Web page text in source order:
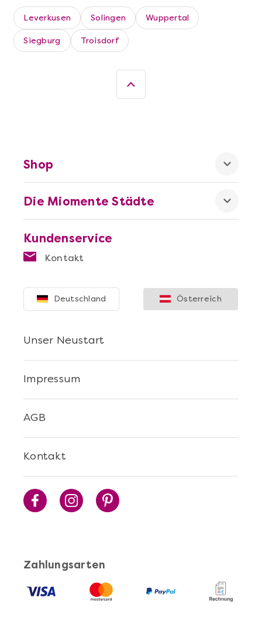
Mehr anzeigen
Sushi Basic Kurs Bonn
Geschenkbox 100€
Fleischgenuss auf höchstem
Mehr anzeigen
Leverkusen Solingen Wuppertal
Siegburg Troisdorf
Kundenservice
Kontakt
Die Miomente Städte
Shop
Zahlungsarten
Kontakt
AGB
Impressum
Unser Neustart
Deutschland Österreich